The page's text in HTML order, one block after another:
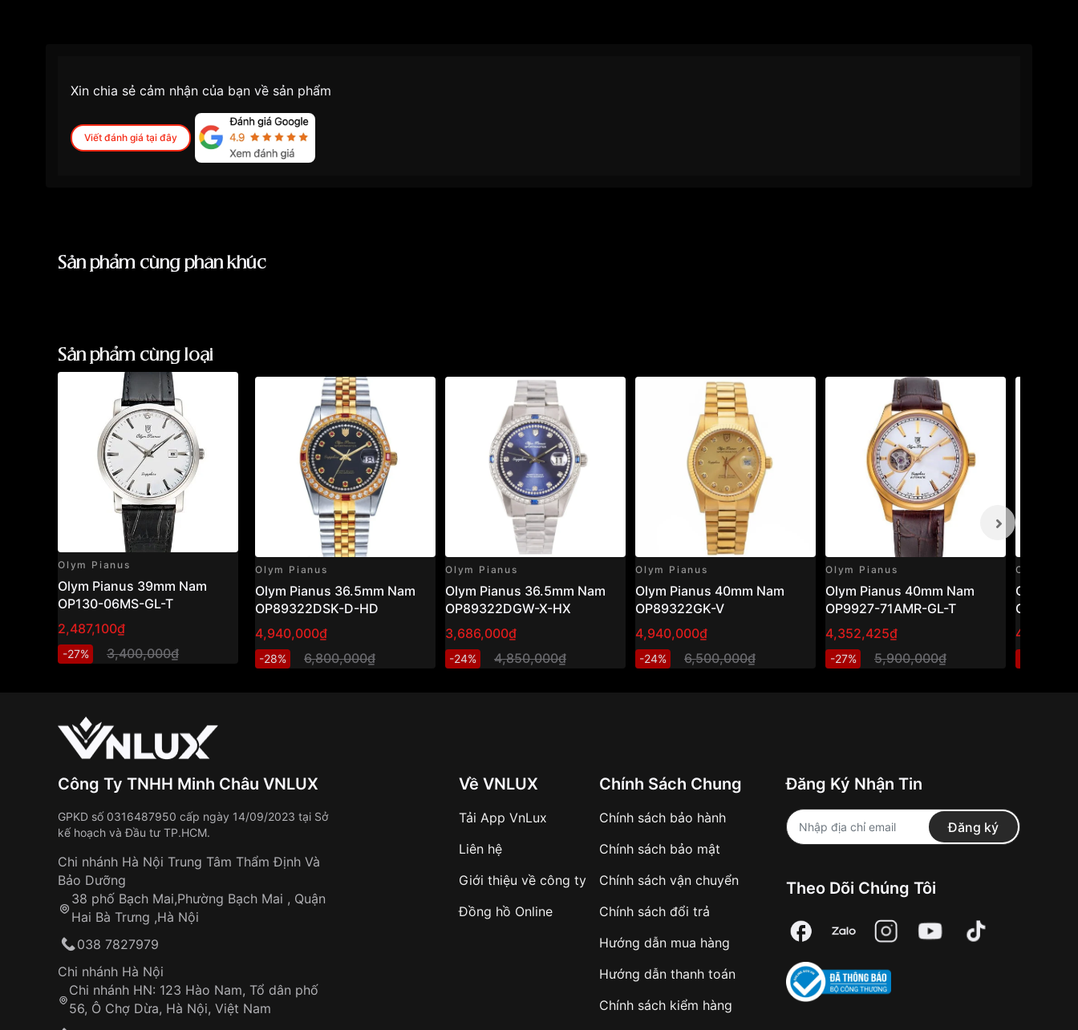
Xin chia sẻ cảm nhận của bạn về sản phẩm
Viết đánh giá tại đây
Sản phẩm cùng phân khúc
Sản phẩm cùng loại
Olym Pianus
Olym Pianus 39mm Nam
OP130-06MS-GL-T
2,487,100₫
-27% 3,400,000₫
Olym Pianus
Olym Pianus 36.5mm Nam
OP89322DSK-D-HD
4,940,000₫
-28% 6,800,000₫
Olym Pianus
Olym Pianus 36.5mm Nam
OP89322DGW-X-HX
3,686,000₫
-24% 4,850,000₫
Olym Pianus
Olym Pianus 40mm Nam
OP89322GK-V
4,940,000₫
-24% 6,500,000₫
Olym Pianus
Olym Pianus 40mm Nam
OP9927-71AMR-GL-T
4,352,425₫
-27% 5,900,000₫
Olym
Olym
OP9927-
Công Ty TNHH Minh Châu VNLUX
GPKD số 0316487950 cấp ngày 14/09/2023 tại Sở
kế hoạch và Đầu tư TP.HCM.
Chi nhánh Hà Nội Trung Tâm Thẩm Định Và
Bảo Dưỡng
38 phố Bạch Mai,Phường Bạch Mai , Quận
Hai Bà Trưng ,Hà Nội
038 7827979
Chi nhánh Hà Nội
Chi nhánh HN: 123 Hào Nam, Tổ dân phố
56, Ô Chợ Dừa, Hà Nội, Việt Nam
Về VNLUX
Tải App VnLux
Liên hệ
Giới thiệu về công ty
Đồng hồ Online
Chính Sách Chung
Chính sách bảo hành
Chính sách bảo mật
Chính sách vận chuyển
Chính sách đổi trả
Hướng dẫn mua hàng
Hướng dẫn thanh toán
Chính sách kiểm hàng
Đăng Ký Nhận Tin
Đăng ký
Theo Dõi Chúng Tôi